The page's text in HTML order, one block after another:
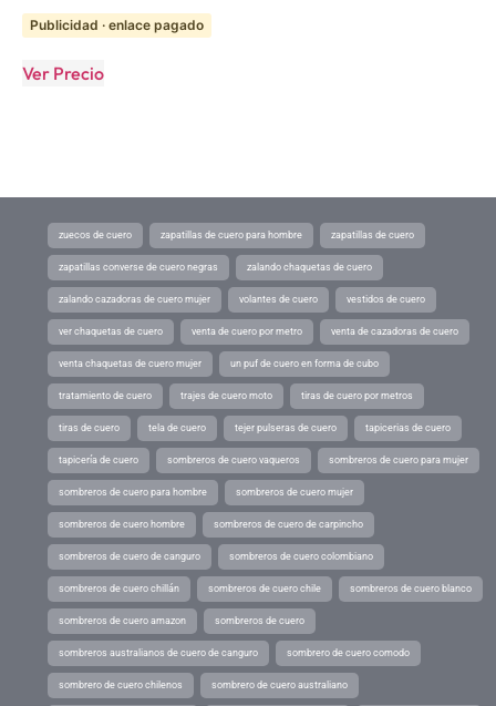
Publicidad · enlace pagado
Ver Precio
zuecos de cuero zapatillas de cuero para hombre zapatillas de cuero
zapatillas converse de cuero negras zalando chaquetas de cuero
zalando cazadoras de cuero mujer volantes de cuero vestidos de cuero
ver chaquetas de cuero venta de cuero por metro venta de cazadoras de cuero
venta chaquetas de cuero mujer un puf de cuero en forma de cubo
tratamiento de cuero trajes de cuero moto tiras de cuero por metros
tiras de cuero tela de cuero tejer pulseras de cuero tapicerias de cuero
tapicería de cuero sombreros de cuero vaqueros sombreros de cuero para mujer
sombreros de cuero para hombre sombreros de cuero mujer
sombreros de cuero hombre sombreros de cuero de carpincho
sombreros de cuero de canguro sombreros de cuero colombiano
sombreros de cuero chillán sombreros de cuero chile sombreros de cuero blanco
sombreros de cuero amazon sombreros de cuero
sombreros australianos de cuero de canguro sombrero de cuero comodo
sombrero de cuero chilenos sombrero de cuero australiano